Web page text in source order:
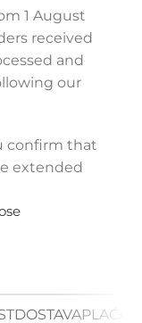
1 August
received
and
our
confirm that
extended
DOSTAVA